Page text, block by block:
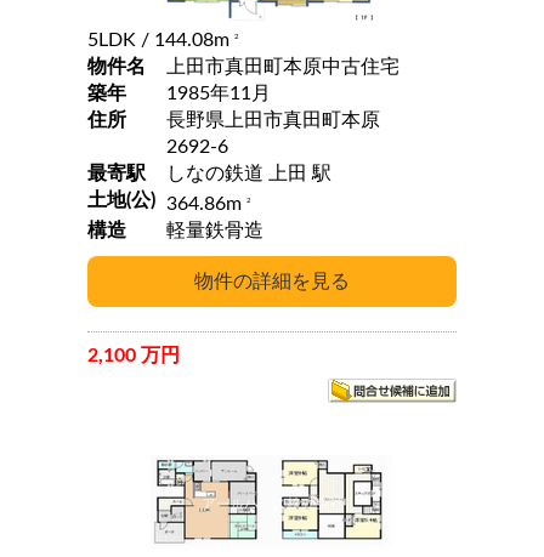
5LDK / 144.08m 2
物件名
上田市真田町本原中古住宅
築年
1985年11月
住所
長野県上田市真田町本原
2692-6
最寄駅
しなの鉄道 上田 駅
土地(公) 364.86m 2
構造 軽量鉄骨造
2,100 万円